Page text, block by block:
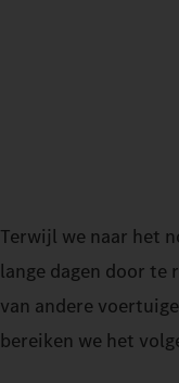
Terwijl we naar het
lange dagen door te
van andere
bereiken we het